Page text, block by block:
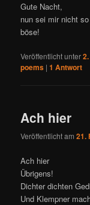
Gute Nacht,
nun sei mir nicht so
böse!
Veröffentlicht unter
poems |1 Antwort
Ach hier
Veröffentlicht am21.
Ach hier
Übrigens!
Dichter dichten
Und Klempner